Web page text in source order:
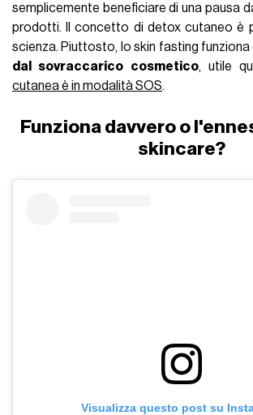
semplicemente beneficiare di una pausa
prodotti. Il concetto di detox cutaneo è
scienza. Piuttosto, lo skin fasting funziona
dal sovraccarico cosmetico, utile
cutanea è in modalità SOS.
Funziona davvero o
skincare?
Visualizza questo post su